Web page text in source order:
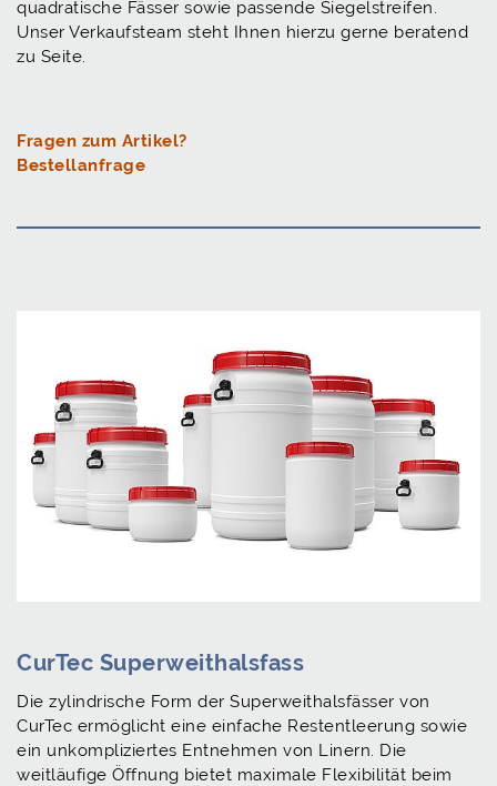
quadratische Fässer sowie passende Siegelstreifen.
Unser Verkaufsteam steht Ihnen hierzu gerne beratend
zu Seite.
Fragen zum Artikel?
Bestellanfrage
CurTec Superweithalsfass
Die zylindrische Form der Superweithalsfässer von
CurTec ermöglicht eine einfache Restentleerung sowie
ein unkompliziertes Entnehmen von Linern. Die
weitläufige Öffnung bietet maximale Flexibilität beim